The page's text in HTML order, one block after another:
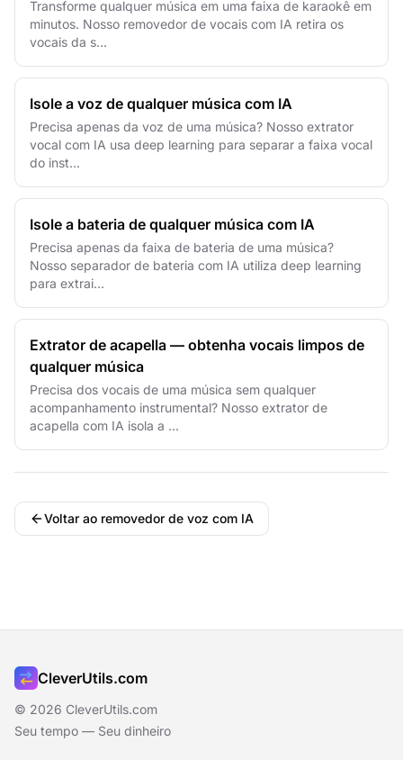
Transforme qualquer música em uma faixa de karaokê em
minutos. Nosso removedor de vocais com IA retira os
vocais da s...
Isole a voz de qualquer música com IA
Precisa apenas da voz de uma música? Nosso extrator
vocal com IA usa deep learning para separar a faixa vocal
do inst...
Isole a bateria de qualquer música com IA
Precisa apenas da faixa de bateria de uma música?
Nosso separador de bateria com IA utiliza deep learning
para extrai...
Extrator de acapella — obtenha vocais limpos de
qualquer música
Precisa dos vocais de uma música sem qualquer
acompanhamento instrumental? Nosso extrator de
acapella com IA isola a ...
Voltar ao removedor de voz com IA
CleverUtils.com
© 2026 CleverUtils.com
Seu tempo — Seu dinheiro